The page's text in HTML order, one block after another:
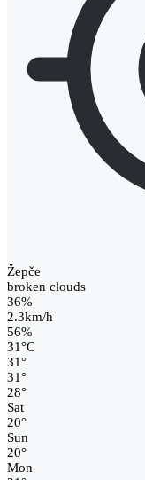
Žepče
broken clouds
36%
2.3km/h
56%
31°C
31°
31°
28°
Sat
20°
Sun
20°
Mon